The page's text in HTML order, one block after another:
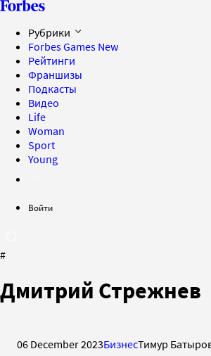
Рубрики
Forbes Games New
Рейтинги
Франшизы
Подкасты
Видео
Life
Woman
Sport
Young
Войти
#
Дмитрий Стрежнев
06 December 2023БизнесТимур